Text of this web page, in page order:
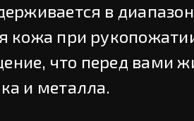
в
кожа при
что перед вами
и металла.